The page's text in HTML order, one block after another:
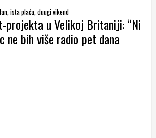
ista plaća, duugi vikend
projekta u Velikoj Britaniji: “Ni
ne bih više radio pet dana